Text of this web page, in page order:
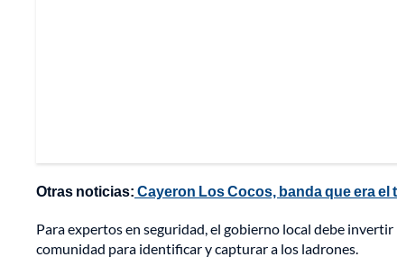
Otras noticias: Cayeron Los Cocos, banda que era
Para expertos en seguridad, el gobierno local debe
comunidad para identificar y capturar a los ladrones.